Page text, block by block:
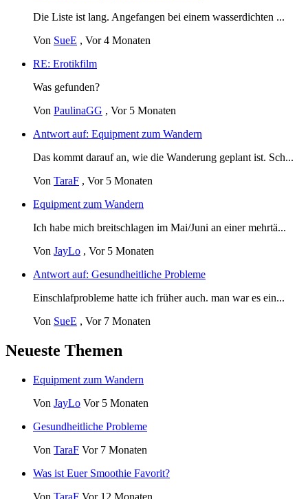
Die Liste ist lang. Angefangen bei einem wasserdichten ...
Von SueE , Vor 4 Monaten
RE: Erotikfilm
Was gefunden?
Von PaulinaGG , Vor 5 Monaten
Antwort auf: Equipment zum Wandern
Das kommt darauf an, wie die Wanderung geplant ist. Sch...
Von TaraF , Vor 5 Monaten
Equipment zum Wandern
Ich habe mich breitschlagen im Mai/Juni an einer mehrtä...
Von JayLo , Vor 5 Monaten
Antwort auf: Gesundheitliche Probleme
Einschlafprobleme hatte ich früher auch. man war es ein...
Von SueE , Vor 7 Monaten
Neueste Themen
Equipment zum Wandern
Von JayLo Vor 5 Monaten
Gesundheitliche Probleme
Von TaraF Vor 7 Monaten
Was ist Euer Smoothie Favorit?
Von TaraF Vor 12 Monaten